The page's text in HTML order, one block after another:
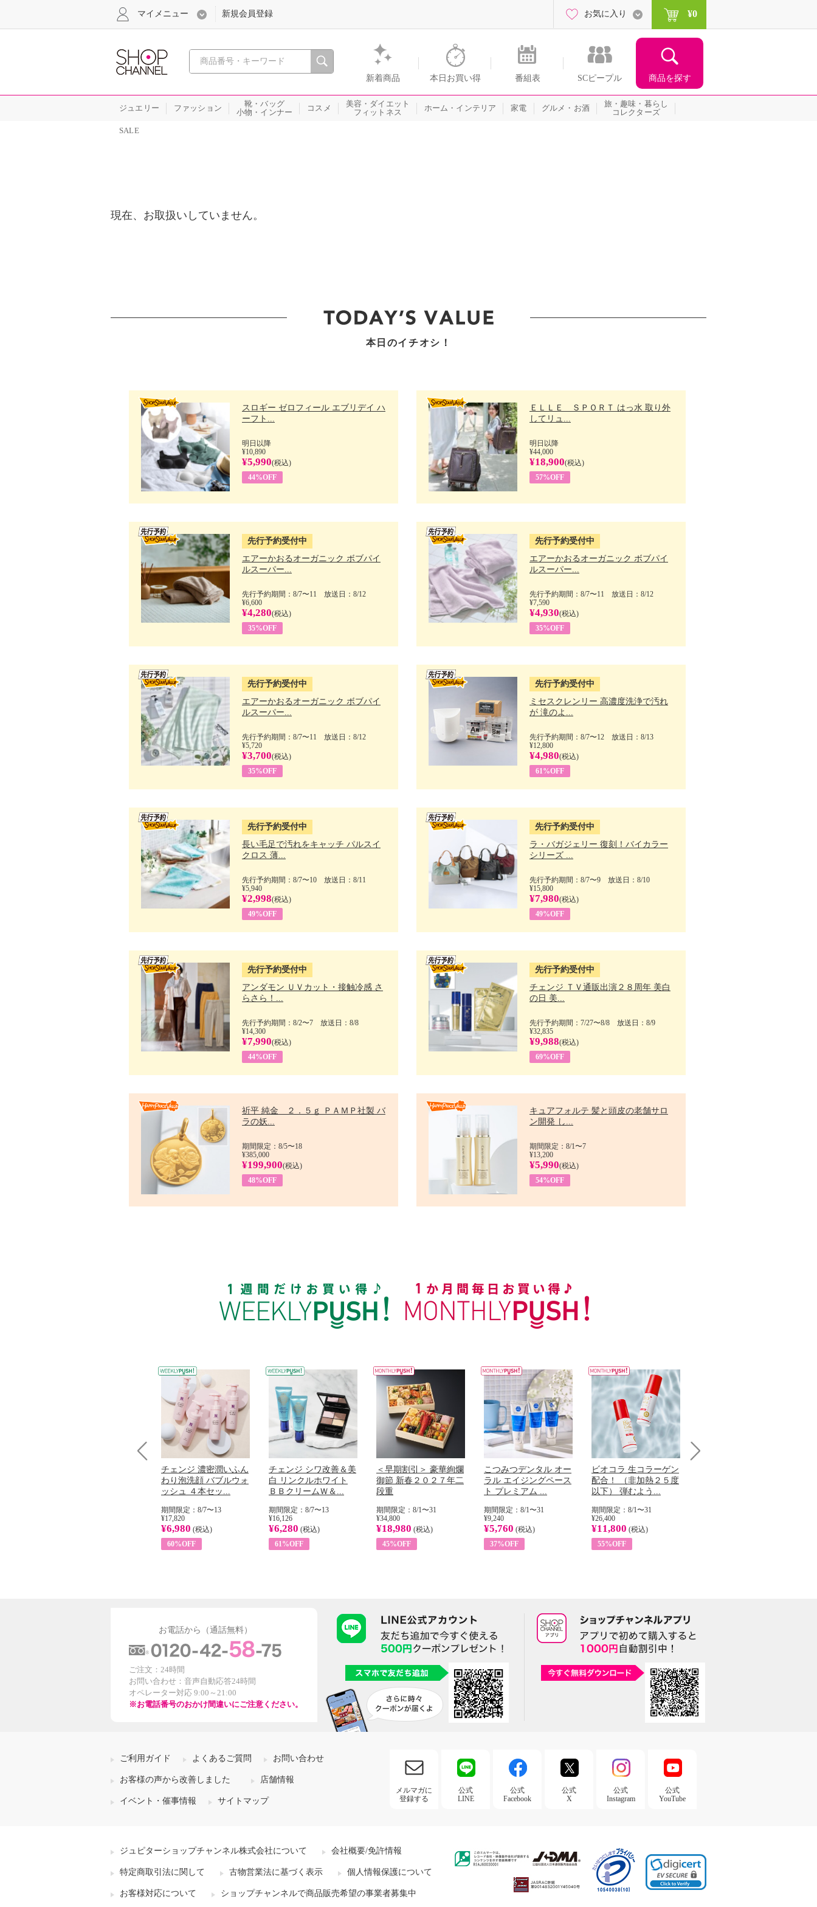
心おどる、瞬間を。通販・テレビショッピングのショップチャンネル
新着商品 本日お買い得 番組表 SCピープル 商品を探す
マイメニュー 新規会員登録 お気に入り ¥0
ジュエリー ファッション
靴・バッグ
小物・インナー
コスメ
美容・ダイエット
フィットネス
ホーム・インテリア 家電 グルメ・お酒
旅・趣味・暮らし
コレクターズ
SALE
現在、お取扱いしていません。
本日のイチオシ！
スロギー ゼロフィール エブリデイ ハ
ーフト...
明日以降
¥10,890
¥5,990(税込)
44%OFF
ＥＬＬＥ ＳＰＯＲＴ はっ水 取り外
してリュ...
明日以降
¥44,000
¥18,900(税込)
57%OFF
先行予約受付中
エアーかおるオーガニック ボブパイ
ルスーパー...
先行予約期間：8/7〜11 放送日：8/12
¥6,600
¥4,280(税込)
35%OFF
先行予約受付中
エアーかおるオーガニック ボブパイ
ルスーパー...
先行予約期間：8/7〜11 放送日：8/12
¥7,590
¥4,930(税込)
35%OFF
先行予約受付中
エアーかおるオーガニック ボブパイ
ルスーパー...
先行予約期間：8/7〜11 放送日：8/12
¥5,720
¥3,700(税込)
35%OFF
先行予約受付中
ミセスクレンリー 高濃度洗浄で汚れ
が 滝のよ...
先行予約期間：8/7〜12 放送日：8/13
¥12,800
¥4,980(税込)
61%OFF
先行予約受付中
長い毛足で汚れをキャッチ パルスイ
クロス 薄...
先行予約期間：8/7〜10 放送日：8/11
¥5,940
¥2,998(税込)
49%OFF
先行予約受付中
ラ・バガジェリー 復刻！バイカラー
シリーズ ...
先行予約期間：8/7〜9 放送日：8/10
¥15,800
¥7,980(税込)
49%OFF
先行予約受付中
アンダモン ＵＶカット・接触冷感 さ
らさら！...
先行予約期間：8/2〜7 放送日：8/8
¥14,300
¥7,990(税込)
44%OFF
先行予約受付中
チェンジ ＴＶ通販出演２８周年 美白
の日 美...
先行予約期間：7/27〜8/8 放送日：8/9
¥32,835
¥9,988(税込)
69%OFF
祈平 純金 ２．５ｇ ＰＡＭＰ社製 バ
ラの妖...
期間限定：8/5〜18
¥385,000
¥199,900(税込)
48%OFF
キュアフォルテ 髪と頭皮の老舗サロ
ン開発 し...
期間限定：8/1〜7
¥13,200
¥5,990(税込)
54%OFF
チェンジ 濃密潤いふん
わり泡洗顔 バブルウォ
ッシュ ４本セッ...
期間限定：8/7〜13
¥17,820
¥6,980 (税込)
60%OFF
チェンジ シワ改善＆美
白 リンクルホワイト
ＢＢクリームＷ＆...
期間限定：8/7〜13
¥16,126
¥6,280 (税込)
61%OFF
＜早期割引＞ 豪華絢爛
御節 新春２０２７年二
段重
期間限定：8/1〜31
¥34,800
¥18,980 (税込)
45%OFF
こつみつデンタル オー
ラル エイジングペース
ト プレミアム ...
期間限定：8/1〜31
¥9,240
¥5,760 (税込)
37%OFF
ビオコラ 生コラーゲン
配合！ （非加熱２５度
以下） 弾むよう...
期間限定：8/1〜31
¥26,400
¥11,800 (税込)
55%OFF
お電話から（通話無料）
ご注文：24時間
お問い合わせ：音声自動応答24時間
オペレーター対応 9:00～21:00
※お電話番号のおかけ間違いにご注意ください。
ご利用ガイド よくあるご質問 お問い合わせ
お客様の声から改善しました 店舗情報
イベント・催事情報 サイトマップ
メルマガに
登録する
公式
LINE
公式
Facebook
公式
X
公式
Instagram
公式
YouTube
ジュピターショップチャンネル株式会社について 会社概要/免許情報
特定商取引法に関して 古物営業法に基づく表示 個人情報保護について
お客様対応について ショップチャンネルで商品販売希望の事業者募集中